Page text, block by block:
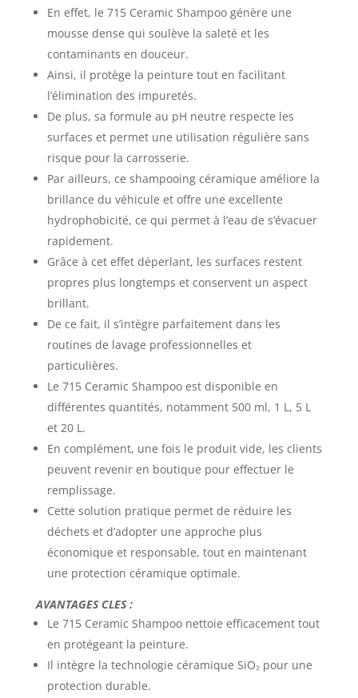
En effet, le 715 Ceramic Shampoo génère une
mousse dense qui soulève la saleté et les
contaminants en douceur.
Ainsi, il protège la peinture tout en facilitant
l’élimination des impuretés.
De plus, sa formule au pH neutre respecte les
surfaces et permet une utilisation régulière sans
risque pour la carrosserie.
Par ailleurs, ce shampooing céramique améliore la
brillance du véhicule et offre une excellente
hydrophobicité, ce qui permet à l’eau de s’évacuer
rapidement.
Grâce à cet effet déperlant, les surfaces restent
propres plus longtemps et conservent un aspect
brillant.
De ce fait, il s’intègre parfaitement dans les
routines de lavage professionnelles et
particulières.
Le 715 Ceramic Shampoo est disponible en
différentes quantités, notamment 500 ml, 1 L, 5 L
et 20 L.
En complément, une fois le produit vide, les clients
peuvent revenir en boutique pour effectuer le
remplissage.
Cette solution pratique permet de réduire les
déchets et d’adopter une approche plus
économique et responsable, tout en maintenant
une protection céramique optimale.
AVANTAGES CLES :
Le 715 Ceramic Shampoo nettoie efficacement tout
en protégeant la peinture.
Il intègre la technologie céramique SiO₂ pour une
protection durable.